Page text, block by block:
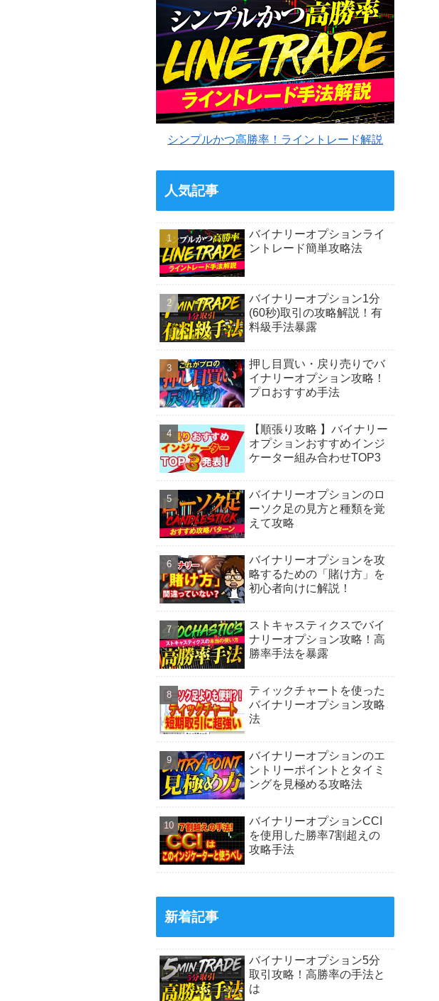
シンプルかつ高勝率！ライントレード解説
人気記事
バイナリーオプションライ
ントレード簡単攻略法
バイナリーオプション1分
(60秒)取引の攻略解説！有
料級手法暴露
押し目買い・戻り売りでバ
イナリーオプション攻略！
プロおすすめ手法
【順張り攻略 】バイナリー
オプションおすすめインジ
ケーター組み合わせTOP3
バイナリーオプションのロ
ーソク足の見方と種類を覚
えて攻略
バイナリーオプションを攻
略するための「賭け方」を
初心者向けに解説！
ストキャスティクスでバイ
ナリーオプション攻略！高
勝率手法を暴露
ティックチャートを使った
バイナリーオプション攻略
法
バイナリーオプションのエ
ントリーポイントとタイミ
ングを見極める攻略法
バイナリーオプションCCI
を使用した勝率7割超えの
攻略手法
新着記事
バイナリーオプション5分
取引攻略！高勝率の手法と
は